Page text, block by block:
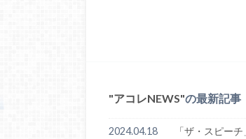
アコレNEWS の最新記事
2024.04.18 「ザ・スピー